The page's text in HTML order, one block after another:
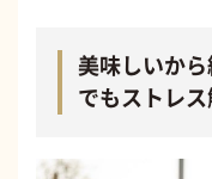
美味しいか
でもストレ